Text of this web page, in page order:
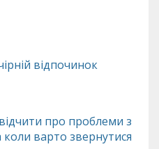
відпочинок
про проблеми з
варто звернутися